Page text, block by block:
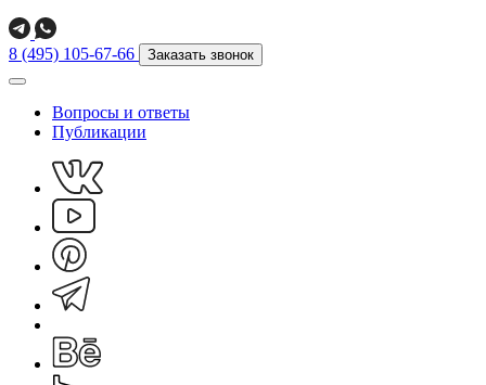
8 (495) 105-67-66 Заказать звонок
Вопросы и ответы
Публикации